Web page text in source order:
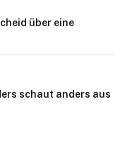
über eine
schaut anders aus